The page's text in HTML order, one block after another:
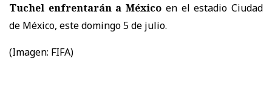
Tuchel enfrentarán a México en el estadio Ciudad
de México, este domingo 5 de julio.
(Imagen: FIFA)